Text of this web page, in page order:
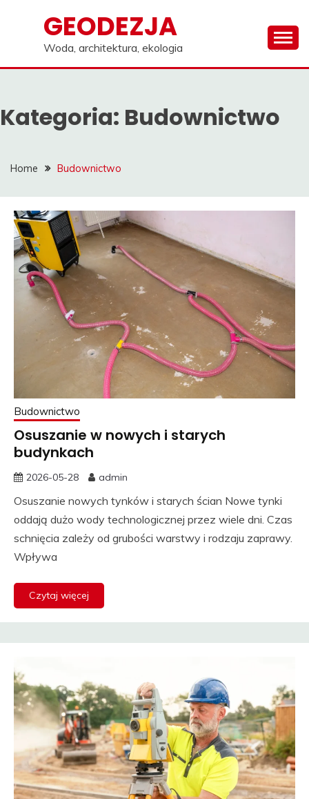
GEODEZJA
Woda, architektura, ekologia
Kategoria: Budownictwo
Home Budownictwo
Budownictwo
Osuszanie w nowych i starych
budynkach
2026-05-28 admin
Osuszanie nowych tynków i starych ścian Nowe tynki
oddają dużo wody technologicznej przez wiele dni. Czas
schnięcia zależy od grubości warstwy i rodzaju zaprawy.
Wpływa
Czytaj więcej